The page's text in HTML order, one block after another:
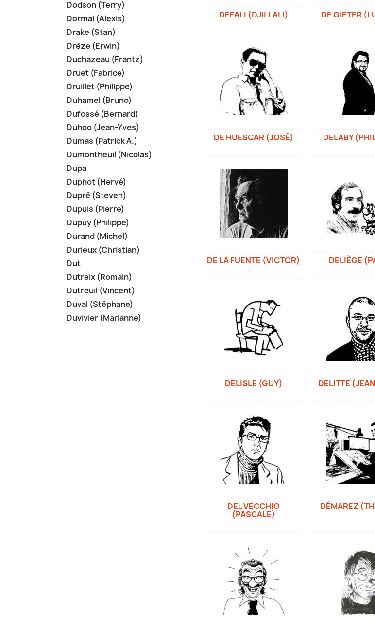
Dodson (Terry)
Dormal (Alexis)
Drake (Stan)
Drèze (Erwin)
Duchazeau (Frantz)
Druet (Fabrice)
Druillet (Philippe)
Duhamel (Bruno)
Dufossé (Bernard)
Duhoo (Jean-Yves)
Dumas (Patrick A.)
Dumontheuil (Nicolas)
Dupa
Duphot (Hervé)
Dupré (Steven)
Dupuis (Pierre)
Dupuy (Philippe)
Durand (Michel)
Durieux (Christian)
Dut
Dutreix (Romain)
Dutreuil (Vincent)
Duval (Stéphane)
Duvivier (Marianne)
DEFALI (DJILLALI) DE GIETER
DE HUESCAR (JOSÉ) DELABY
DE LA FUENTE (VICTOR) DELIÈGE
DELISLE (GUY) DELITTE
DEL VECCHIO
(PASCALE)
DÉMAREZ